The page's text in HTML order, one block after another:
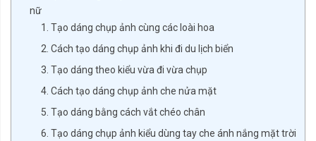
nữ
1. Tạo dáng chụp ảnh cùng các loài hoa
2. Cách tạo dáng chụp ảnh khi đi du lịch biển
3. Tạo dáng theo kiểu vừa đi vừa chụp
4. Cách tạo dáng chụp ảnh che nửa mặt
5. Tạo dáng bằng cách vắt chéo chân
6. Tạo dáng chụp ảnh kiểu dùng tay che ánh nắng mặt trời